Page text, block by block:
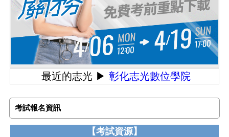
最近的志光▶︎ 彰化志光數位學院
考試報名資訊
【考試資源】